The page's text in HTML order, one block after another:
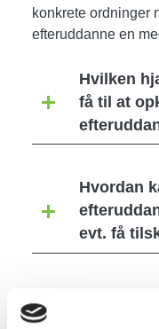
konkrete ordninger
efteruddanne en
Hvilken
få til at
Hvordan
evt. få